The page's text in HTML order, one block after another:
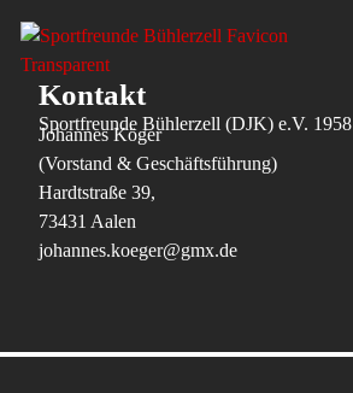
Kontakt
Sportfreunde Bühlerzell (DJK) e.V. 1958
Johannes Köger
(Vorstand & Geschäftsführung)
Hardtstraße 39,
73431 Aalen
johannes.koeger@gmx.de